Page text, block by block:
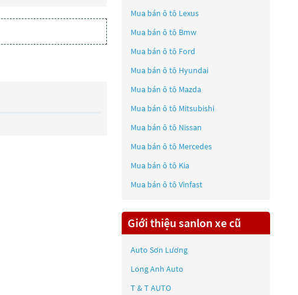
Mua bán ô tô Lexus
Mua bán ô tô Bmw
Mua bán ô tô Ford
Mua bán ô tô Hyundai
Mua bán ô tô Mazda
Mua bán ô tô Mitsubishi
Mua bán ô tô Nissan
Mua bán ô tô Mercedes
Mua bán ô tô Kia
Mua bán ô tô Vinfast
Giới thiệu sanlon xe cũ
Auto Sơn Lương
Long Anh Auto
T & T AUTO